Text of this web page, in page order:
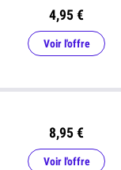
8,95 €
Voir l'offre
4,95 €
Voir l'offre